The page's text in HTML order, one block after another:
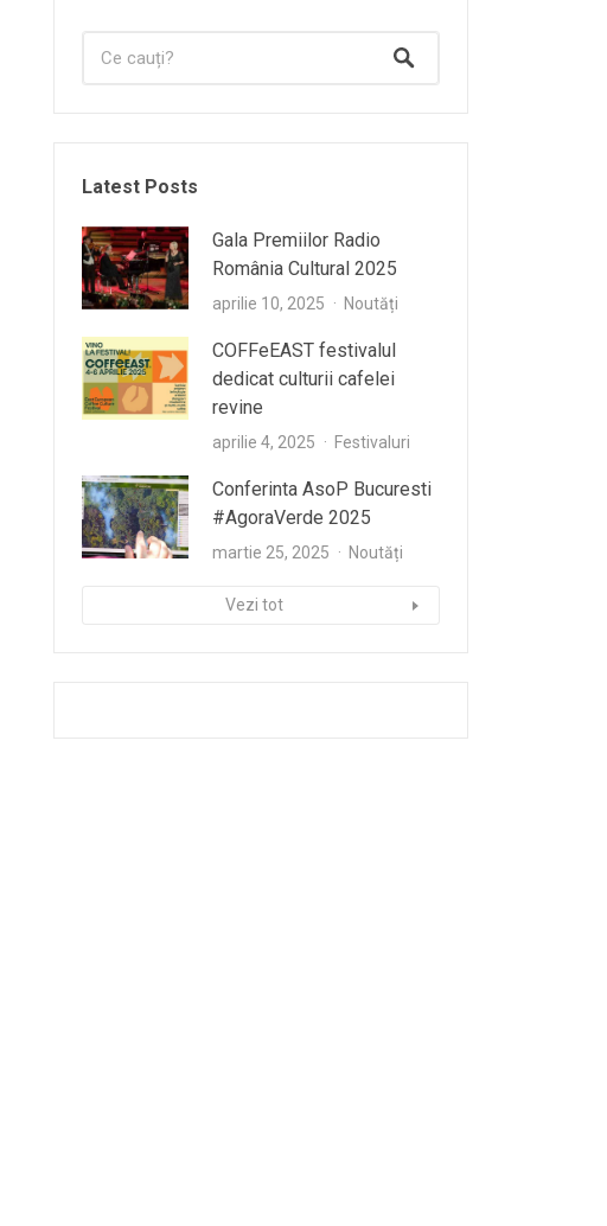
Latest Posts
Gala Premiilor Radio
România Cultural 2025
aprilie 10, 2025 Noutăți
COFFeEAST festivalul
dedicat culturii cafelei
revine
aprilie 4, 2025 Festivaluri
Conferinta AsoP Bucuresti
#AgoraVerde 2025
martie 25, 2025 Noutăți
Vezi tot